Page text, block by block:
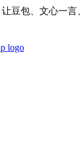
豆包、文心一